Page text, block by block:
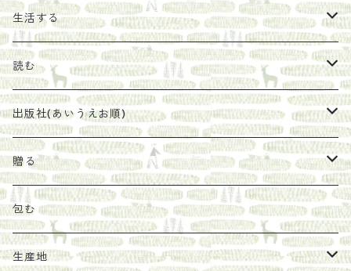
エキス
珈琲豆
太山寺珈琲焙煎室
ジャム
うめぼし
塩
オリーブオイル
その他
マスコバド糖
生活する
エコラップ
石けん
ヘチマたわし
陶器
馬目隆宏
絵
読む
刊行から時間が経ったけれど、長く売り続けたい一冊
贈り物に勧めたい絵本
紀伊半島ブックマルシェ関連本
らくだ舎出帆室の参考本など
出版社(あいうえお順)
らくだ舎出帆室
リトルプレス
mario books
海外出版社
贈る
包装
ギフトセット
包む
生産地